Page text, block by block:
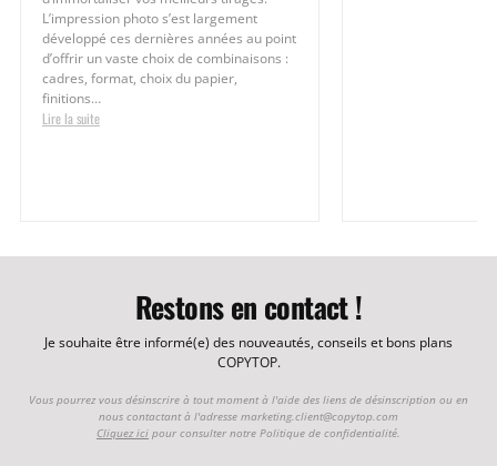
L’impression photo s’est largement
développé ces dernières années au point
d’offrir un vaste choix de combinaisons :
cadres, format, choix du papier,
finitions…
Lire la suite
Restons en contact !
Je souhaite être informé(e) des nouveautés, conseils et bons plans
COPYTOP.
Vous pourrez vous désinscrire à tout moment à l'aide des liens de désinscription ou en
nous contactant à l'adresse marketing.client@copytop.com
Cliquez ici pour consulter notre Politique de confidentialité.